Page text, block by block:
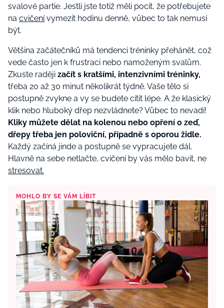
svalové partie. Jestli jste totiž měli pocit, že potřebujete
na cvičenívymezit hodinu denně, vůbec to tak nemusí
být.
Většina začátečníků má tendenci tréninky přehánět, což
vede často jen k frustraci nebo namoženým svalům.
Zkuste raději začít s kratšími, intenzivními tréninky,
třeba 20 až 30 minut několikrát týdně. Vaše tělo si
postupně zvykne a vy se budete cítit lépe. A že klasický
klik nebo hluboký dřep nezvládnete? Vůbec to nevadí!
Kliky můžete dělat na kolenou nebo opření o zeď,
dřepy třeba jen poloviční, případně s oporou židle.
Každý začíná jinde a postupně se vypracujete dál.
Hlavně na sebe netlačte, cvičení by vás mělo bavit, ne
stresovat.
MOHLO BY SE VÁM LÍBIT